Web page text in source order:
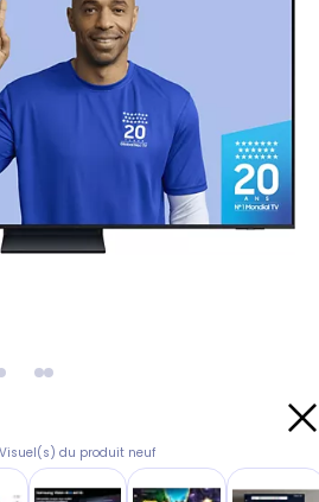
Visuel(s) du produit neuf